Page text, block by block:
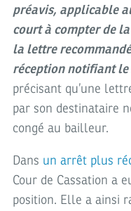
préavis, applicable
court à compter de
la lettre
réception notifiant le
précisant qu’une
par son destinataire
congé au bailleur.
Dans un arrêt plus
Cour de Cassation a
position. Elle a ainsi